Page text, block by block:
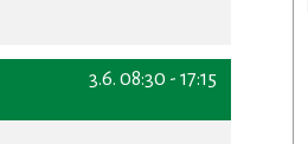
3.6. 08:30 - 17:15